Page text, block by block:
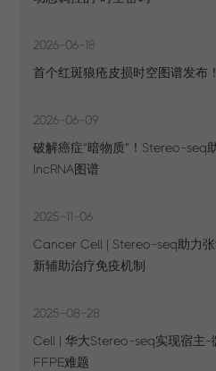
2026-06-18
首个红斑狼疮皮损时空图谱发布
2026-06-09
破解癌症“暗物质”！Stereo-seq
lncRNA图谱
2025-11-06
Cancer Cell | Stereo-seq助力
新辅助治疗免疫机制
2025-08-28
Cell | 华大Stereo-seq实现宿主-
FFPE难题